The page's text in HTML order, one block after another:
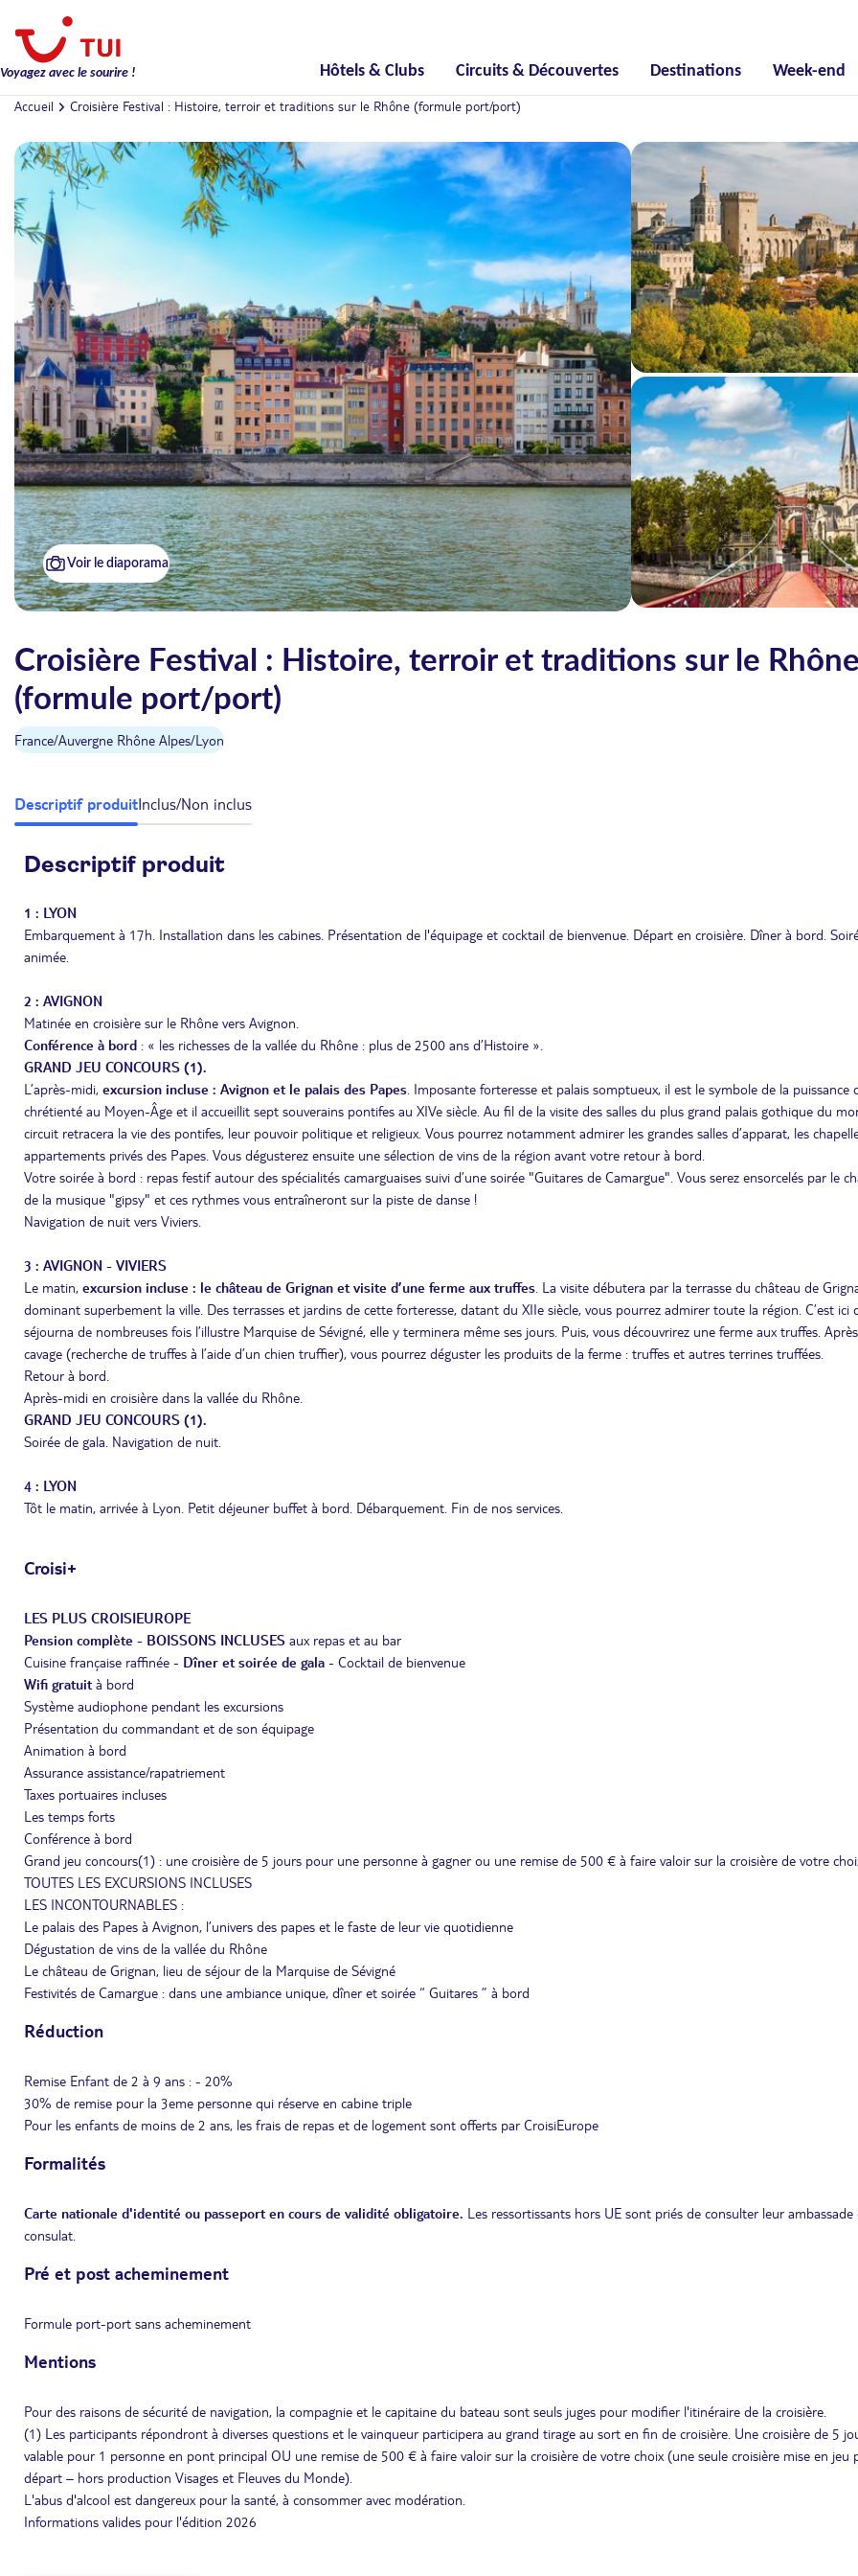
Voyagez avec le sourire ! Hôtels & Clubs Circuits & Découvertes Destinations Week-end
Accueil Croisière Festival : Histoire, terroir et traditions sur le Rhône (formule port/port)
Voir le diaporama
Croisière Festival : Histoire, terroir et traditions sur le
(formule port/port)
France/Auvergne Rhône Alpes/Lyon
Descriptif produitInclus/Non inclus
Descriptif produit
1 : LYON
Embarquement à 17h. Installation dans les cabines. Présentation de l'équipage et cocktail de bienvenue. Départ en croisière. Dîner à bord.
animée.
2 : AVIGNON
Matinée en croisière sur le Rhône vers Avignon.
Conférence à bord : « les richesses de la vallée du Rhône : plus de 2500 ans d’Histoire ».
GRAND JEU CONCOURS (1).
L’après-midi, excursion incluse : Avignon et le palais des Papes . Imposante forteresse et palais somptueux, il est le symbole de la puissance
chrétienté au Moyen-Âge et il accueillit sept souverains pontifes au XIVe siècle. Au fil de la visite des salles du plus grand palais gothique du
circuit retracera la vie des pontifes, leur pouvoir politique et religieux. Vous pourrez notamment admirer les grandes salles d’apparat, les
appartements privés des Papes. Vous dégusterez ensuite une sélection de vins de la région avant votre retour à bord.
Votre soirée à bord : repas festif autour des spécialités camarguaises suivi d’une soirée "Guitares de Camargue". Vous serez ensorcelés par le
de la musique "gipsy" et ces rythmes vous entraîneront sur la piste de danse !
Navigation de nuit vers Viviers.
3 : AVIGNON - VIVIERS
Le matin, excursion incluse : le château de Grignan et visite d’une ferme aux truffes . La visite débutera par la terrasse du château de
dominant superbement la ville. Des terrasses et jardins de cette forteresse, datant du XIIe siècle, vous pourrez admirer toute la région. C’est ici
séjourna de nombreuses fois l’illustre Marquise de Sévigné, elle y terminera même ses jours. Puis, vous découvrirez une ferme aux truffes.
cavage (recherche de truffes à l’aide d’un chien truffier), vous pourrez déguster les produits de la ferme : truffes et autres terrines truffées.
Retour à bord.
Après-midi en croisière dans la vallée du Rhône.
GRAND JEU CONCOURS (1).
Soirée de gala. Navigation de nuit.
4 : LYON
Tôt le matin, arrivée à Lyon. Petit déjeuner buffet à bord. Débarquement. Fin de nos services.
Croisi+
LES PLUS CROISIEUROPE
Pension complète - BOISSONS INCLUSES aux repas et au bar
Cuisine française raffinée - Dîner et soirée de gala - Cocktail de bienvenue
Wifi gratuità bord
Système audiophone pendant les excursions
Présentation du commandant et de son équipage
Animation à bord
Assurance assistance/rapatriement
Taxes portuaires incluses
Les temps forts
Conférence à bord
Grand jeu concours(1) : une croisière de 5 jours pour une personne à gagner ou une remise de 500 € à faire valoir sur la croisière de votre
TOUTES LES EXCURSIONS INCLUSES
LES INCONTOURNABLES :
Le palais des Papes à Avignon, l’univers des papes et le faste de leur vie quotidienne
Dégustation de vins de la vallée du Rhône
Le château de Grignan, lieu de séjour de la Marquise de Sévigné
Festivités de Camargue : dans une ambiance unique, dîner et soirée “ Guitares ” à bord
Réduction
Remise Enfant de 2 à 9 ans : - 20%
30% de remise pour la 3eme personne qui réserve en cabine triple
Pour les enfants de moins de 2 ans, les frais de repas et de logement sont offerts par CroisiEurope
Formalités
Carte nationale d'identité ou passeport en cours de validité obligatoire. Les ressortissants hors UE sont priés de consulter leur
consulat.
Pré et post acheminement
Formule port-port sans acheminement
Mentions
Pour des raisons de sécurité de navigation, la compagnie et le capitaine du bateau sont seuls juges pour modifier l'itinéraire de la croisière.
(1) Les participants répondront à diverses questions et le vainqueur participera au grand tirage au sort en fin de croisière. Une croisière de 5
valable pour 1 personne en pont principal OU une remise de 500 € à faire valoir sur la croisière de votre choix (une seule croisière mise en jeu
départ – hors production Visages et Fleuves du Monde).
L'abus d'alcool est dangereux pour la santé, à consommer avec modération.
Informations valides pour l'édition 2026